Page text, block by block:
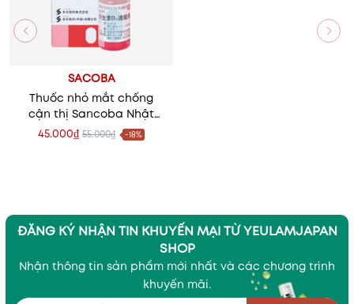
SACOBA
Thuốc nhỏ mắt chống
cận thị Sancoba Nhật
Bản
45.000₫ 55.000₫ -18%
ĐĂNG KÝ NHẬN TIN KHUYẾN MẠI TỪ YEULAMJAPAN
SHOP
Nhận thông tin sản phẩm mới nhất và các chương trình
khuyến mãi.